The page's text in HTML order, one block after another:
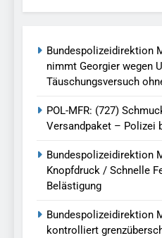
Bundespolizeidirektion
nimmt Georgier wegen
Täuschungsversuch
POL-MFR: (727)
Versandpaket – Polizei
Bundespolizeidirektion
Knopfdruck / Schnelle
Belästigung
Bundespolizeidirektion
kontrolliert